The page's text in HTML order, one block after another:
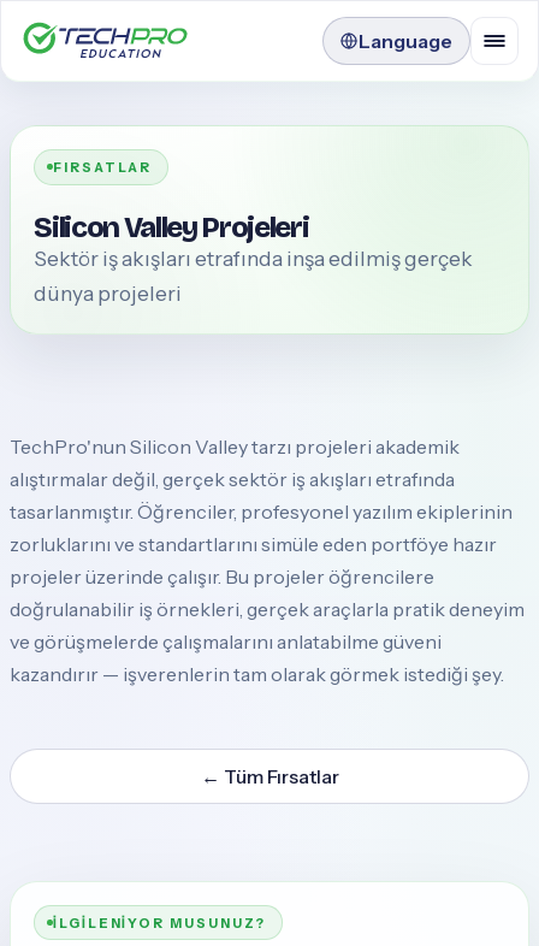
Language
FIRSATLAR
Silicon Valley Projeleri
Sektör iş akışları etrafında inşa edilmiş gerçek
dünya projeleri
TechPro'nun Silicon Valley tarzı projeleri akademik
alıştırmalar değil, gerçek sektör iş akışları etrafında
tasarlanmıştır. Öğrenciler, profesyonel yazılım ekiplerinin
zorluklarını ve standartlarını simüle eden portföye hazır
projeler üzerinde çalışır. Bu projeler öğrencilere
doğrulanabilir iş örnekleri, gerçek araçlarla pratik deneyim
ve görüşmelerde çalışmalarını anlatabilme güveni
kazandırır — işverenlerin tam olarak görmek istediği şey.
← Tüm Fırsatlar
İLGILENIYOR MUSUNUZ?